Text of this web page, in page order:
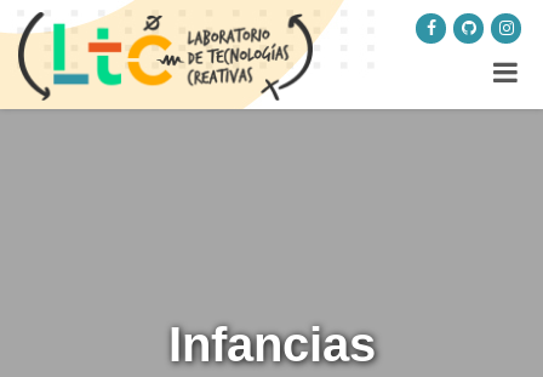
Infancias